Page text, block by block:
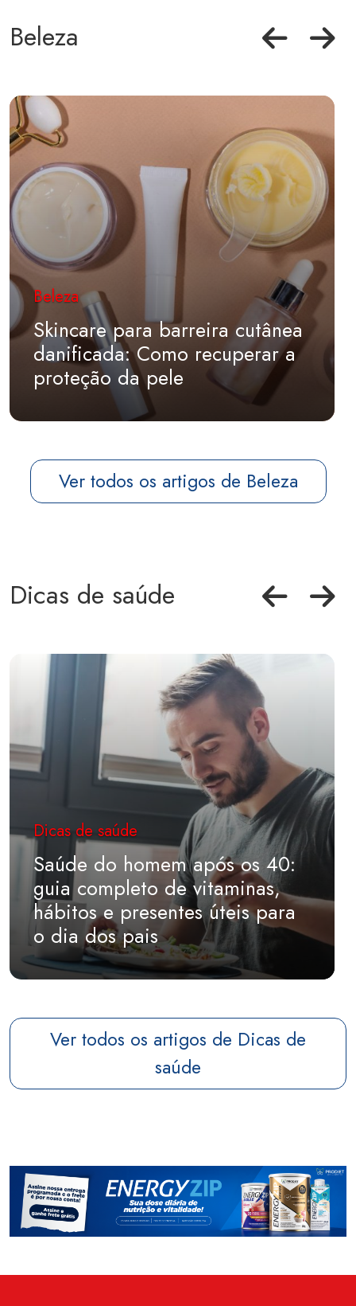
Beleza
Beleza
Skincare para barreira cutânea
danificada: Como recuperar a
proteção da pele
Ver todos os artigos de Beleza
Dicas de saúde
Dicas de saúde
Saúde do homem após os 40:
guia completo de vitaminas,
hábitos e presentes úteis para
o dia dos pais
Ver todos os artigos de Dicas de
saúde